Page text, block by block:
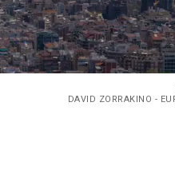
DAVID ZORRAKINO -